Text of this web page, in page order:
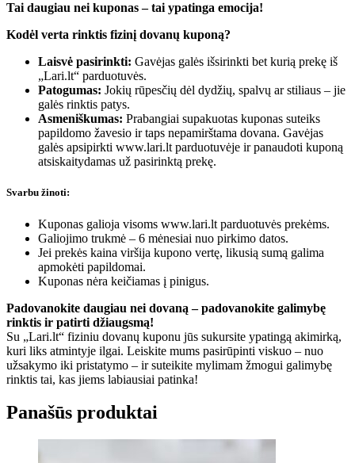
Tai daugiau nei kuponas – tai ypatinga emocija!
Kodėl verta rinktis fizinį dovanų kuponą?
Laisvė pasirinkti: Gavėjas galės išsirinkti bet kurią prekę iš
„Lari.lt“ parduotuvės.
Patogumas: Jokių rūpesčių dėl dydžių, spalvų ar stiliaus – jie
galės rinktis patys.
Asmeniškumas: Prabangiai supakuotas kuponas suteiks
papildomo žavesio ir taps nepamirštama dovana. Gavėjas
galės apsipirkti www.lari.lt parduotuvėje ir panaudoti kuponą
atsiskaitydamas už pasirinktą prekę.
Svarbu žinoti:
Kuponas galioja visoms www.lari.lt parduotuvės prekėms.
Galiojimo trukmė – 6 mėnesiai nuo pirkimo datos.
Jei prekės kaina viršija kupono vertę, likusią sumą galima
apmokėti papildomai.
Kuponas nėra keičiamas į pinigus.
Padovanokite daugiau nei dovaną – padovanokite galimybę
rinktis ir patirti džiaugsmą!
Su „Lari.lt“ fiziniu dovanų kuponu jūs sukursite ypatingą akimirką,
kuri liks atmintyje ilgai. Leiskite mums pasirūpinti viskuo – nuo
užsakymo iki pristatymo – ir suteikite mylimam žmogui galimybę
rinktis tai, kas jiems labiausiai patinka!
Panašūs produktai